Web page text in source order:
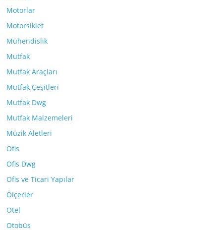
Motorlar
Motorsiklet
Mühendislik
Mutfak
Mutfak Araçları
Mutfak Çeşitleri
Mutfak Dwg
Mutfak Malzemeleri
Müzik Aletleri
Ofis
Ofis Dwg
Ofis ve Ticari Yapılar
Ölçerler
Otel
Otobüs